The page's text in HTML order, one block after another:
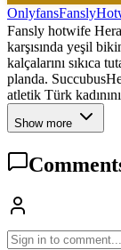
OnlyfansFansly
Fansly hotwife
karşısında yeşil
kalçalarını sıkıca
planda.
atletik Türk
Show more